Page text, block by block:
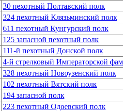
30 пехотный Полтавский полк
324 пехотный Клязьминский полк
611 пехотный Кунгурский полк
125 запасной пехотный полк
111-й пехотный Донской полк
328 пехотный Новоузенский полк
102 пехотный Вятский полк
194 запасной полк
223 пехотный Одоевский полк